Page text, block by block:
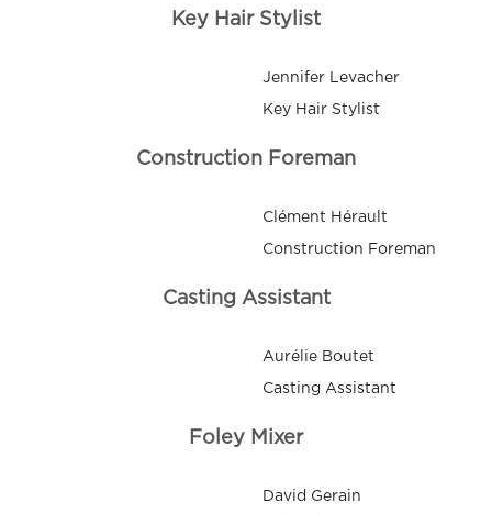
Key Hair Stylist
Jennifer Levacher
Key Hair Stylist
Construction Foreman
Clément Hérault
Construction Foreman
Casting Assistant
Aurélie Boutet
Casting Assistant
Foley Mixer
David Gerain